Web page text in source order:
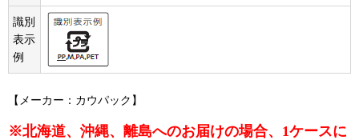
識別
表示
例
【メーカー：カウパック】
※北海道、沖縄、離島へのお届けの場合、1ケースに